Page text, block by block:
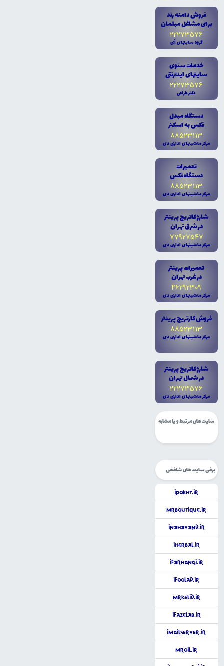
فروش دامنه رند
براى مشاغل مبلمان
22273576
گروه سايتهاى آى
خدمات سئوى
سايتهاى اينترنتى
22273576
دکتر طراحى
دستگاه مبدل
فکس به اسکنر
88523113
مرکز ماشينهاى ادارى دى
تعميرات
دستگاه فکس
88523113
مرکز ماشينهاى ادارى دى
شارژ کاتريج پرينتر
در شرق تهران
77927547
مرکز ماشينهاى ادارى دى
تعميرات پرينتر
در غرب تهران
46292309
مرکز ماشينهاى ادارى دى
فروش کارتريج پرينتر
88523113
مرکز ماشينهاى ادارى دى
شارژ کاتريج پرينتر
در شمال تهران
22273576
مرکز ماشينهاى ادارى دى
سایت های مرتبط و یا مشابه
برخی سایت های شاخص
iPokht.ir
MrBoutique.ir
iNahavand.ir
iHerbal.ir
iFarhangi.ir
iFoolad.ir
MrKelid.ir
iFazelab.ir
iMailServer.ir
MrOil.ir